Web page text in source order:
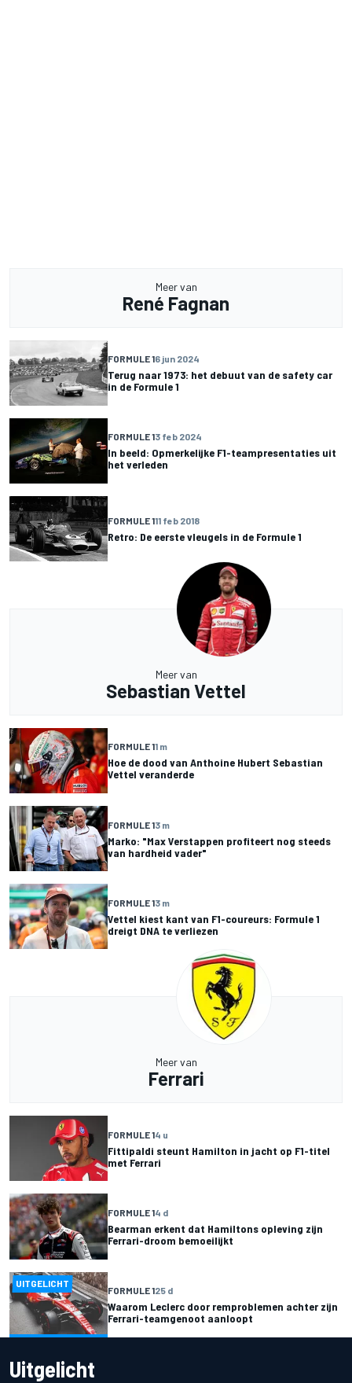
Meer van
René Fagnan
FORMULE 16 jun 2024
Terug naar 1973: het debuut van de safety car
in de Formule 1
FORMULE 13 feb 2024
In beeld: Opmerkelijke F1-teampresentaties uit
het verleden
FORMULE 111 feb 2018
Retro: De eerste vleugels in de Formule 1
Meer van
Sebastian Vettel
FORMULE 11 m
Hoe de dood van Anthoine Hubert Sebastian
Vettel veranderde
FORMULE 13 m
Marko: "Max Verstappen profiteert nog steeds
van hardheid vader"
FORMULE 13 m
Vettel kiest kant van F1-coureurs: Formule 1
dreigt DNA te verliezen
Meer van
Ferrari
FORMULE 14 u
Fittipaldi steunt Hamilton in jacht op F1-titel
met Ferrari
FORMULE 14 d
Bearman erkent dat Hamiltons opleving zijn
Ferrari-droom bemoeilijkt
UITGELICHT
FORMULE 125 d
Waarom Leclerc door remproblemen achter zijn
Ferrari-teamgenoot aanloopt
Uitgelicht